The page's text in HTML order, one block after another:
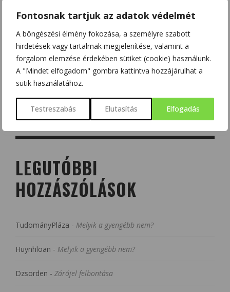
Fontosnak tartjuk az adatok védelmét
A böngészési élmény fokozása, a személyre szabott
hirdetések vagy tartalmak megjelenítése, valamint a
forgalom elemzése érdekében sütiket (cookie) használunk.
A "Mindet elfogadom" gombra kattintva hozzájárulhat a
sütik használatához.
Testreszabás Elutasítás Elfogadás
LEGUTÓBBI
HOZZÁSZÓLÁSOK
TudományPláza - Melyik a gyengébb nem?
Huynhloan - Melyik a gyengébb nem?
Dzsorden - Zárójel felbontása